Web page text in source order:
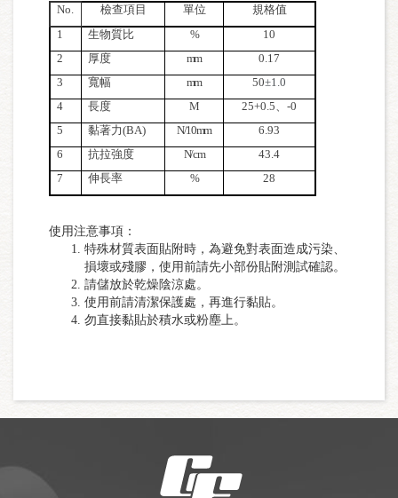
No.
檢查項目 單位
規格值
1
生物質比 %
10
2
厚度 mm
0.17
3
寬幅 mm 50±1.0
4
長度 M 25+0.5、-0
5
黏著力(BA) N/10mm
6.93
6
抗拉強度 N/cm
43.4
7
伸長率 % 28
使用注意事項：
特殊材質表面貼附時，為避免對表面造成污染、
損壞或殘膠，使用前請先小部份貼附測試確認。
請儲放於乾燥陰涼處。
使用前請清潔保護處，再進行黏貼。
勿直接黏貼於積水或粉塵上。